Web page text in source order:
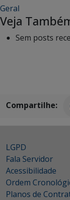
Geral
Veja
Sem posts
Compartilhe:
LGPD
Fala Servidor
Acessibilidade
Ordem
Planos de